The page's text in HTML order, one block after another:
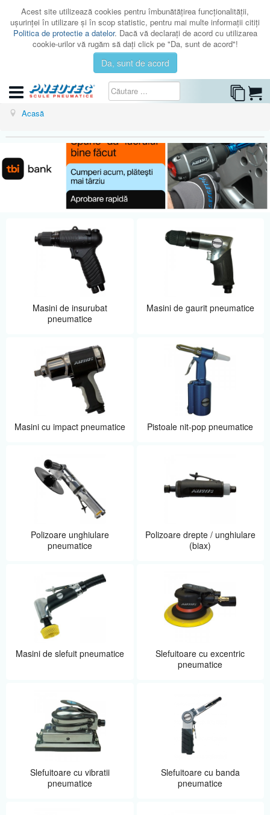
Acest site utilizează cookies pentru îmbunătăţirea funcţionalităţii,
uşurinţei în utilizare şi în scop statistic, pentru mai multe informaţii citiţi
Politica de protectie a datelor. Dacă vă declaraţi de acord cu utilizarea
cookie-urilor vă rugăm să daţi click pe "Da, sunt de acord"!
Da, sunt de acord
CATEGORII
ISTORIC
AUTENTIFICARE
Acasă
Masini de insurubat
pneumatice
Masini de gaurit pneumatice
Masini cu impact pneumatice Pistoale nit-pop pneumatice
Polizoare unghiulare
pneumatice
Polizoare drepte / unghiulare
(biax)
Masini de slefuit pneumatice
Slefuitoare cu excentric
pneumatice
Slefuitoare cu vibratii
pneumatice
Slefuitoare cu banda
pneumatice